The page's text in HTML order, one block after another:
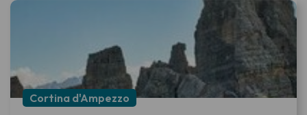
Cortina d'Ampezzo